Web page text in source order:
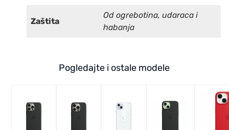
Zaštita
Od ogrebotina, udaraca i
habanja
Pogledajte i ostale modele